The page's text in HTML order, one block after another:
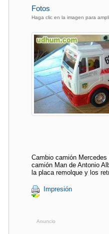
Fotos
Haga clic en la imagen para
Cambio camión
camión Man de Antonio
la placa remolque y los
Impresión
Anuncio